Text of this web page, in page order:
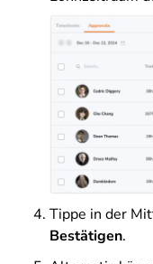
Tippe in der
Bestätigen.